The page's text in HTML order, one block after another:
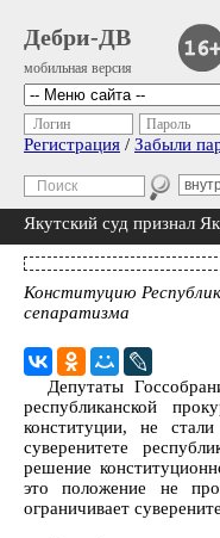
Дебри-ДВ
мобильная версия
Логин Пароль
Регистрация / Забыли
Якутский суд признал
Конституцию
сепаратизма
Депутаты
республиканской
конституции, не
суверенитете
решение
это положение не
ограничивает